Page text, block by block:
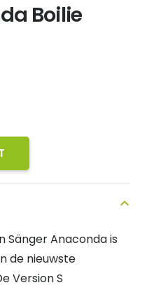
Boilie
Sänger Anaconda is
de nieuwste
Version S